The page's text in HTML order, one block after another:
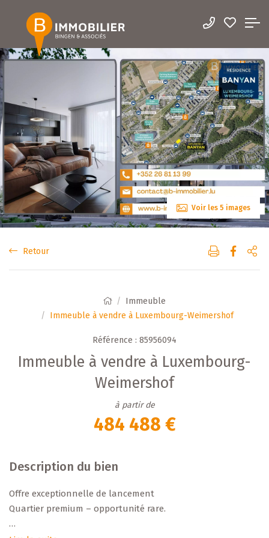
Voir les 5 images
Retour
Immeuble
Immeuble à vendre à Luxembourg-Weimershof
Référence : 85956094
Immeuble à vendre à Luxembourg-
Weimershof
à partir de
484 488 €
Description du bien
Offre exceptionnelle de lancement
Quartier premium – opportunité rare.